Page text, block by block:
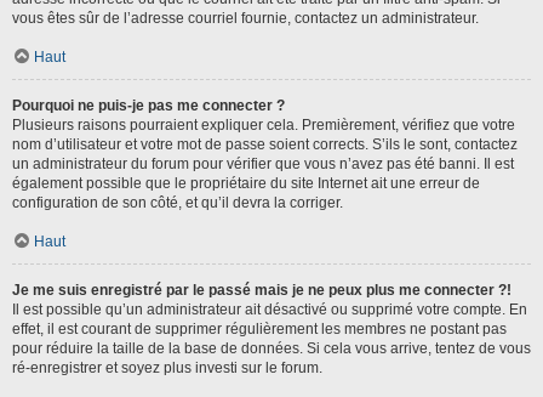
vous êtes sûr de l’adresse courriel fournie, contactez un administrateur.
Haut
Pourquoi ne puis-je pas me connecter ?
Plusieurs raisons pourraient expliquer cela. Premièrement, vérifiez que votre
nom d’utilisateur et votre mot de passe soient corrects. S’ils le sont, contactez
un administrateur du forum pour vérifier que vous n’avez pas été banni. Il est
également possible que le propriétaire du site Internet ait une erreur de
configuration de son côté, et qu’il devra la corriger.
Haut
Je me suis enregistré par le passé mais je ne peux plus me connecter ?!
Il est possible qu’un administrateur ait désactivé ou supprimé votre compte. En
effet, il est courant de supprimer régulièrement les membres ne postant pas
pour réduire la taille de la base de données. Si cela vous arrive, tentez de vous
ré-enregistrer et soyez plus investi sur le forum.